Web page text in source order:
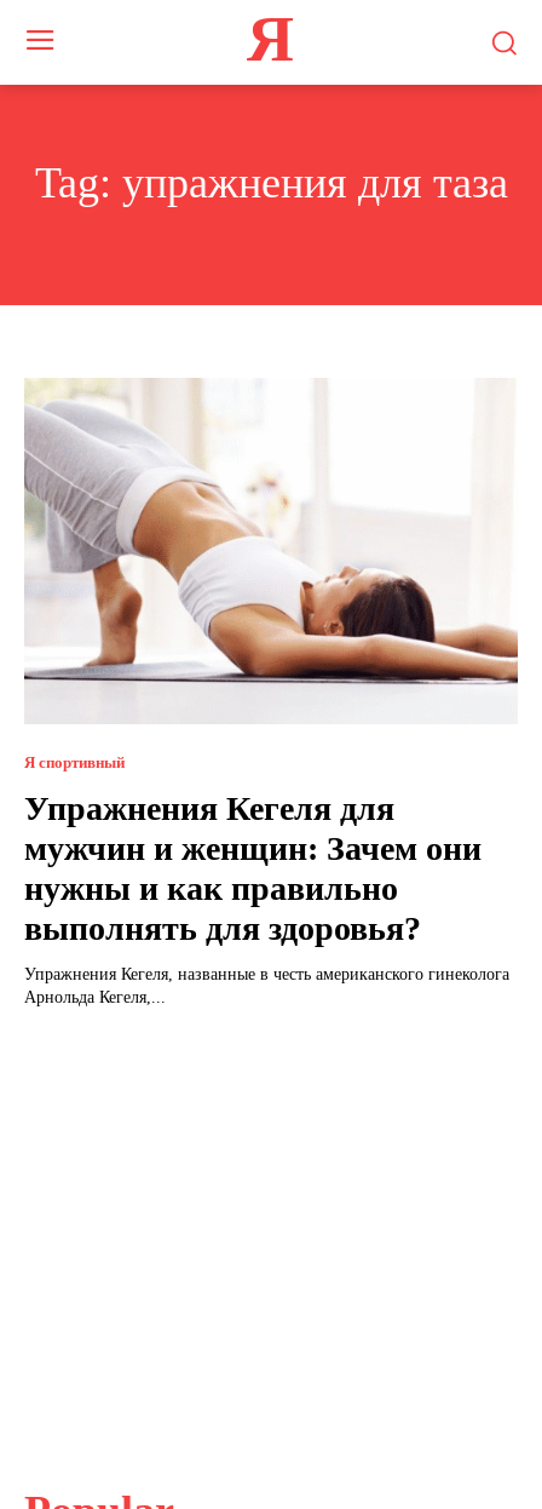
Я
Tag: упражнения для таза
Я спортивный
Упражнения Кегеля для
мужчин и женщин: Зачем они
нужны и как правильно
выполнять для здоровья?
Упражнения Кегеля, названные в честь американского гинеколога
Арнольда Кегеля,...